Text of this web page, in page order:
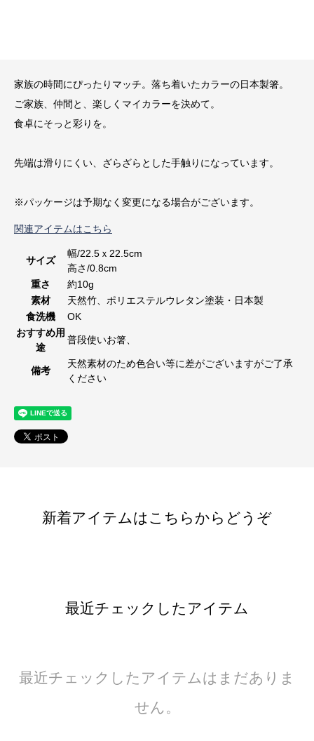
家族の時間にぴったりマッチ。落ち着いたカラーの日本製箸。
ご家族、仲間と、楽しくマイカラーを決めて。
食卓にそっと彩りを。
先端は滑りにくい、ざらざらとした手触りになっています。
※パッケージは予期なく変更になる場合がございます。
関連アイテムはこちら
サイズ
幅/22.5ｘ22.5cm
高さ/0.8cm
重さ
約10g
素材
天然竹、ポリエステルウレタン塗装・日本製
食洗機
OK
おすすめ用
途
普段使いお箸、
備考
天然素材のため色合い等に差がございますがご了承
ください
新着アイテムはこちらからどうぞ
最近チェックしたアイテム
最近チェックしたアイテムはまだありま
せん。